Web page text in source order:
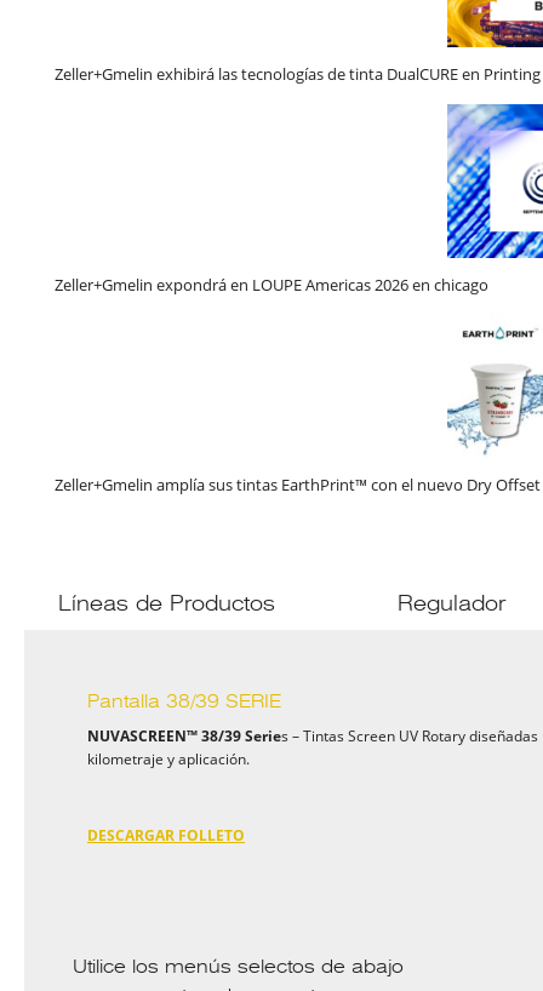
Zeller+Gmelin exhibirá las tecnologías de tinta DualCURE en
Zeller+Gmelin expondrá en LOUPE Americas 2026 en chicago
Zeller+Gmelin amplía sus tintas EarthPrint™ con el nuevo Dry Offset
Líneas de Productos Regulador
Pantalla 38/39 SERIE
NUVASCREEN™ 38/39 Series – Tintas Screen UV Rotary
kilometraje y aplicación.
DESCARGAR FOLLETO
Utilice los menús selectos de abajo